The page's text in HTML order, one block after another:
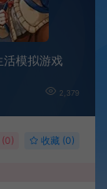
模拟游戏
2,379
(0) 收藏 (0)